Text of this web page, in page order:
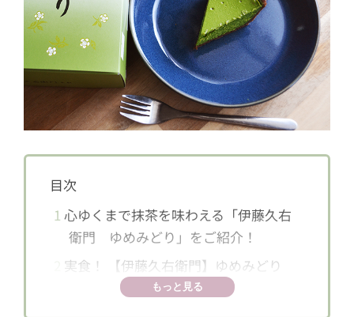
目次
1 心ゆくまで抹茶を味わえる「伊藤久右
衛門 ゆめみどり」をご紹介！
実食！ 【伊藤久右衛門】ゆめみどり
もっと見る